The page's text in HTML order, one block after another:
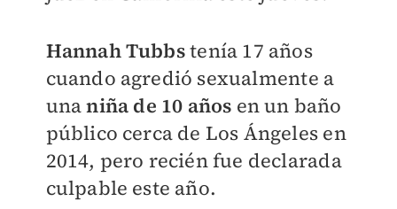
Hannah Tubbstenía 17 años
cuando agredió sexualmente a
unaniña de 10 años en un baño
público cerca de Los Ángeles en
2014, pero recién fue declarada
culpable este año.